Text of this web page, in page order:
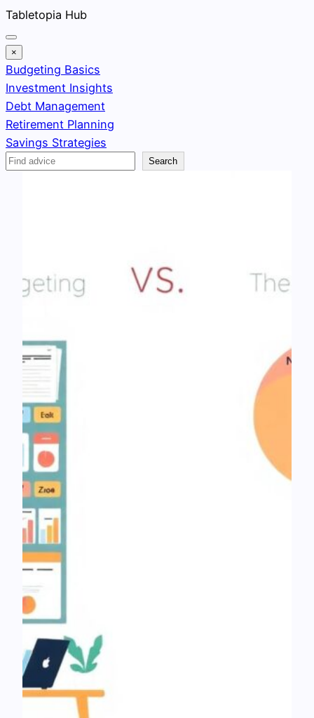
Skip
to
content
Tabletopia Hub
×
Budgeting Basics
Investment Insights
Debt Management
Retirement Planning
Savings Strategies
Search
Search